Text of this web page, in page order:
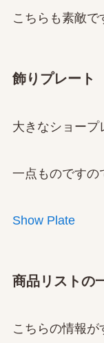
こちらも素敵で
飾りプレート
大きなショープ
一点ものですの
Show Plate
商品リストの
こちらの情報